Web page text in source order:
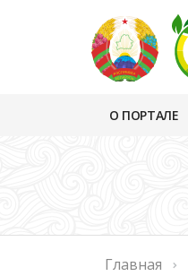
О ПОРТАЛЕ
Главная